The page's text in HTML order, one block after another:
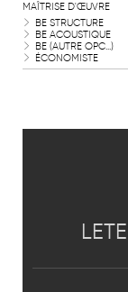
MAÎTRISE D'ŒUVRE
BE STRUCTURE
BE ACOUSTIQUE
BE (AUTRE OPC...)
ÉCONOMISTE